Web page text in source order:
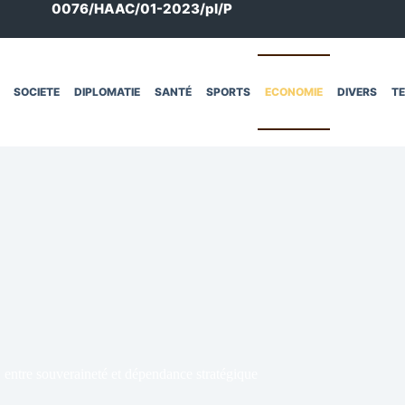
0076/HAAC/01-2023/pl/P
SOCIETE DIPLOMATIE SANTÉ SPORTS ECONOMIE DIVERS